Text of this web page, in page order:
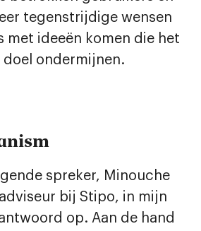
tegenstrijdige wensen
met ideeën komen die het
ondermijnen.
spreker, Minouche
bij Stipo, in mijn
op. Aan de hand